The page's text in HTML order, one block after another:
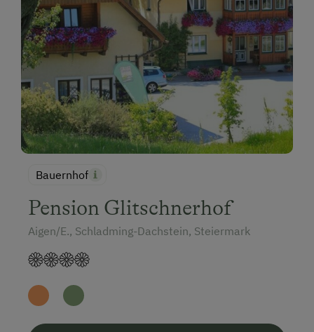
Bauernhof
Pension Glitschnerhof
Aigen/E., Schladming-Dachstein, Steiermark